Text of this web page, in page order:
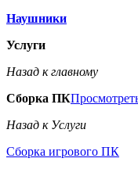
Наушники
Услуги
Назад к главному
Сборка ПК
Назад к Услуги
Сборка игрового ПК